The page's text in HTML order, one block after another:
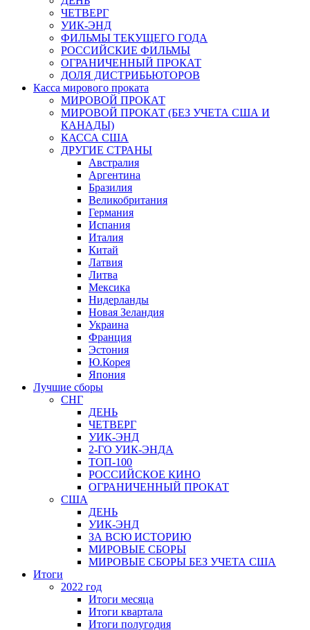
ЧЕТВЕРГ
УИК-ЭНД
ФИЛЬМЫ ТЕКУЩЕГО ГОДА
РОССИЙСКИЕ ФИЛЬМЫ
ОГРАНИЧЕННЫЙ ПРОКАТ
ДОЛЯ ДИСТРИБЬЮТОРОВ
Касса мирового проката
МИРОВОЙ ПРОКАТ
МИРОВОЙ ПРОКАТ (БЕЗ УЧЕТА США И
КАНАДЫ)
КАССА США
ДРУГИЕ СТРАНЫ
Австралия
Аргентина
Бразилия
Великобритания
Германия
Испания
Италия
Китай
Латвия
Литва
Мексика
Нидерланды
Новая Зеландия
Украина
Франция
Эстония
Ю.Корея
Япония
Лучшие сборы
СНГ
ДЕНЬ
ЧЕТВЕРГ
УИК-ЭНД
2-ГО УИК-ЭНДА
ТОП-100
РОССИЙСКОЕ КИНО
ОГРАНИЧЕННЫЙ ПРОКАТ
США
ДЕНЬ
УИК-ЭНД
ЗА ВСЮ ИСТОРИЮ
МИРОВЫЕ СБОРЫ
МИРОВЫЕ СБОРЫ БЕЗ УЧЕТА США
Итоги
2022 год
Итоги месяца
Итоги квартала
Итоги полугодия